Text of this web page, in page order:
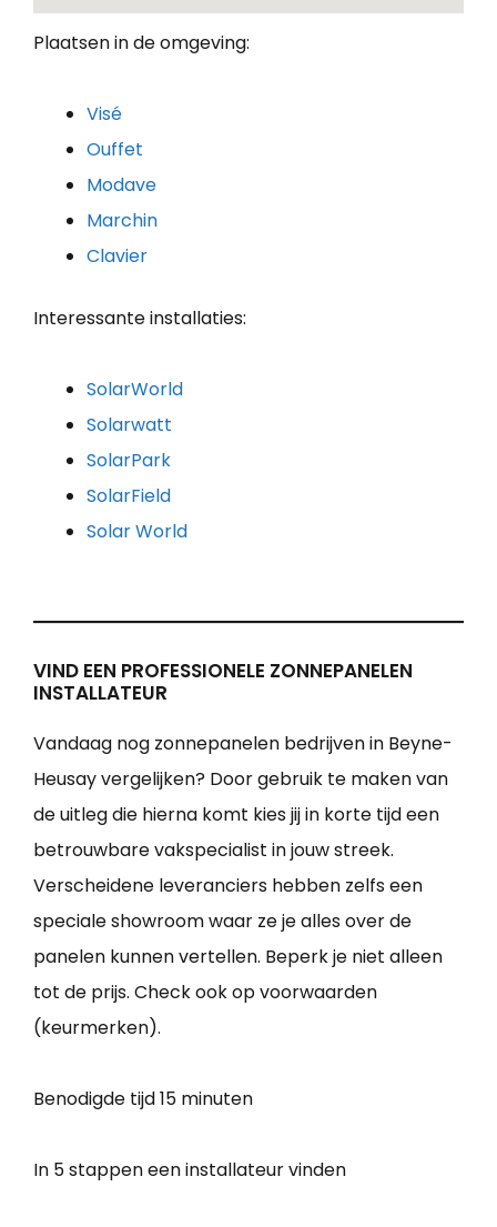
Plaatsen in de omgeving:
Visé
Ouffet
Modave
Marchin
Clavier
Interessante installaties:
SolarWorld
Solarwatt
SolarPark
SolarField
Solar World
VIND EEN PROFESSIONELE ZONNEPANELEN
INSTALLATEUR
Vandaag nog zonnepanelen bedrijven in Beyne-
Heusay vergelijken? Door gebruik te maken van
de uitleg die hierna komt kies jij in korte tijd een
betrouwbare vakspecialist in jouw streek.
Verscheidene leveranciers hebben zelfs een
speciale showroom waar ze je alles over de
panelen kunnen vertellen. Beperk je niet alleen
tot de prijs. Check ook op voorwaarden
(keurmerken).
Benodigde tijd15 minuten
In 5 stappen een installateur vinden